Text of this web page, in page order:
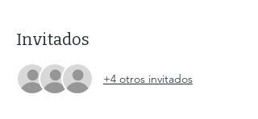
Invitados
+4 otros invitados